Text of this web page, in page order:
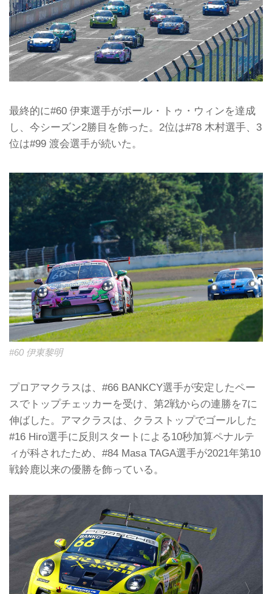
最終的に#60 伊東選手がポール・トゥ・ウィンを達成
し、今シーズン2勝目を飾った。2位は#78 木村選手、3
位は#99 渡会選手が続いた。
#60 伊東黎明
プロアマクラスは、#66 BANKCY選手が安定したペー
スでトップチェッカーを受け、第2戦からの連勝を7に
伸ばした。アマクラスは、クラストップでゴールした
#16 Hiro選手に反則スタートによる10秒加算ペナルテ
ィが科されたため、#84 Masa TAGA選手が2021年第10
戦鈴鹿以来の優勝を飾っている。